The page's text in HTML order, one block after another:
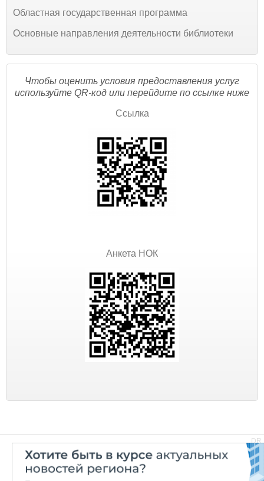
Областная государственная программа
Основные направления деятельности библиотеки
Чтобы оценить условия предоставления услуг
используйте QR-код или перейдите по ссылке ниже
Ссылка
Анкета НОК
DR